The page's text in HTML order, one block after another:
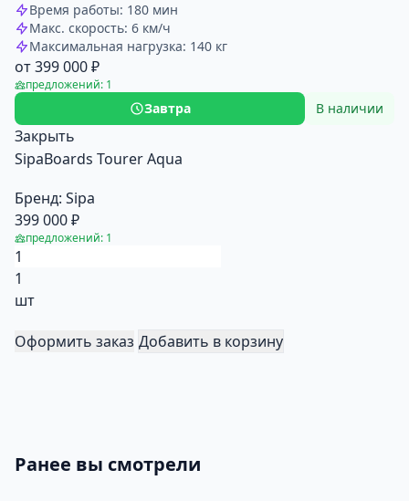
Время работы: 180 мин
Макс. скорость: 6 км/ч
Максимальная нагрузка: 140 кг
от 399 000 ₽
предложений: 1
Завтра В наличии
Закрыть
SipaBoards Tourer Aqua
Бренд: Sipa
399 000 ₽
предложений: 1
1
шт
Оформить заказ Добавить в корзину
Ранее вы смотрели